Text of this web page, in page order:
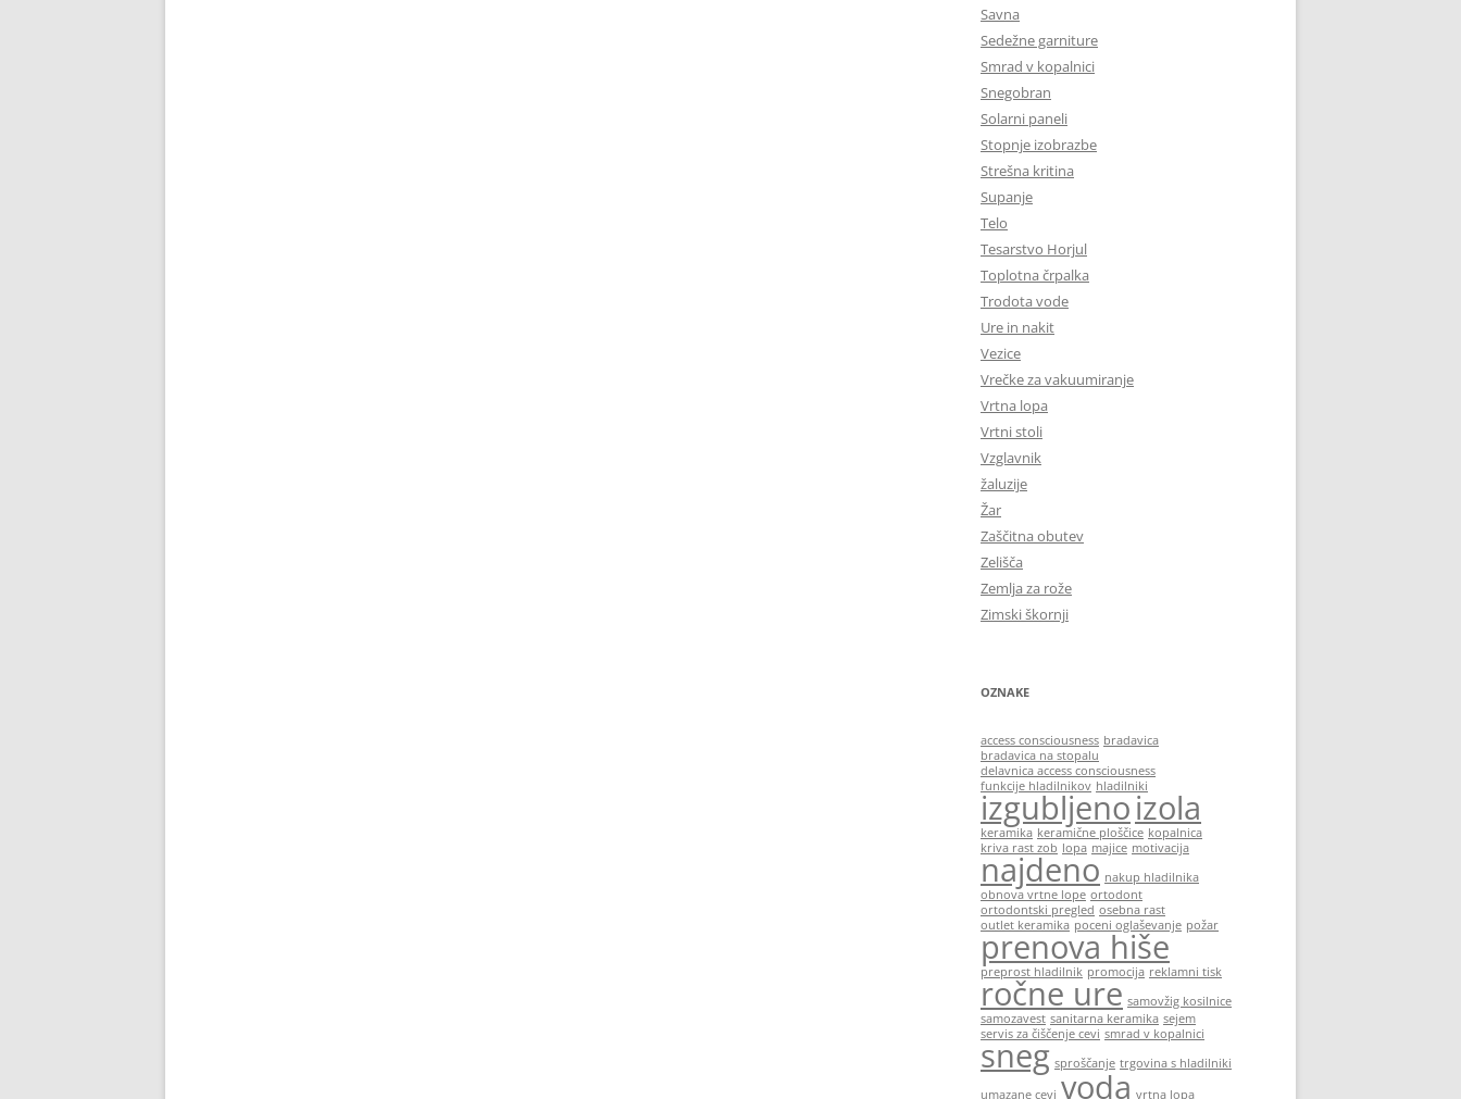
Savna
Sedežne garniture
Smrad v kopalnici
Snegobran
Solarni paneli
Stopnje izobrazbe
Strešna kritina
Supanje
Telo
Tesarstvo Horjul
Toplotna črpalka
Trodota vode
Ure in nakit
Vezice
Vrečke za vakuumiranje
Vrtna lopa
Vrtni stoli
Vzglavnik
žaluzije
Žar
Zaščitna obutev
Zelišča
Zemlja za rože
Zimski škornji
OZNAKE
access consciousness bradavica
bradavica na stopalu
delavnica access consciousness
funkcije hladilnikov hladilniki
izgubljenoizola
keramika keramične ploščice kopalnica
kriva rast zob lopa majice motivacija
najdeno nakup hladilnika
obnova vrtne lope ortodont
ortodontski pregled osebna rast
outlet keramika poceni oglaševanje požar
prenova hiše
preprost hladilnik promocija reklamni tisk
ročne ure samovžig kosilnice
samozavest sanitarna keramika sejem
servis za čiščenje cevi smrad v kopalnici
sneg sproščanje trgovina s hladilniki
umazane cevi voda vrtna lopa